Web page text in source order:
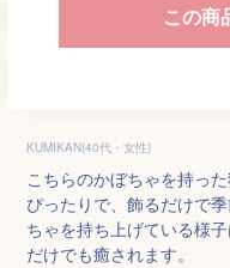
この商
KUMIKAN(40代・女性)
こちらのかぼちゃを持っ
ぴったりで、飾るだけで
ちゃを持ち上げている様
だけでも癒されます。